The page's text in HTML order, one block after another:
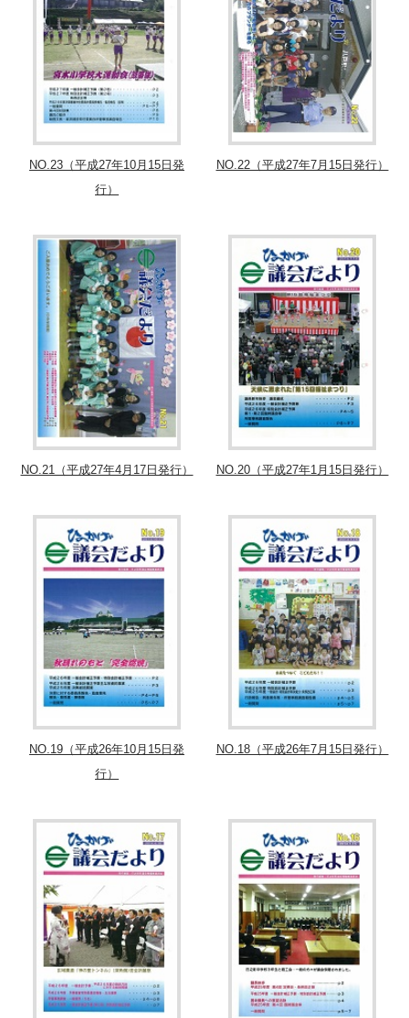
NO.23（平成27年10月15日発
行）
NO.22（平成27年7月15日発行）
NO.21（平成27年4月17日発行） NO.20（平成27年1月15日発行）
NO.19（平成26年10月15日発
行）
NO.18（平成26年7月15日発行）